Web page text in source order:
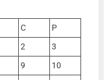
C
P
2
3
9
10